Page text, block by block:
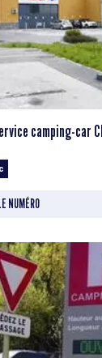
camping-car
NUMÉRO